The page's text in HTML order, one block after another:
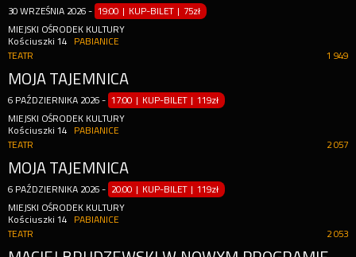
30 WRZEŚNIA 2026 - 19:00 | KUP-BILET | 75zł
MIEJSKI OŚRODEK KULTURY
Kościuszki 14
PABIANICE
1 949
TEATR
MOJA TAJEMNICA
6 PAŹDZIERNIKA 2026 - 17:00 | KUP-BILET |119zł
MIEJSKI OŚRODEK KULTURY
Kościuszki 14
PABIANICE
2 057
TEATR
MOJA TAJEMNICA
6 PAŹDZIERNIKA 2026 - 20:00 | KUP-BILET |119zł
MIEJSKI OŚRODEK KULTURY
Kościuszki 14
PABIANICE
2 053
TEATR